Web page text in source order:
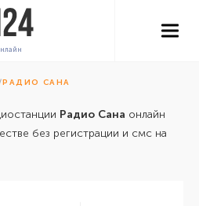
РАДИО САНА
Радио Сана онлайн
без регистрации и смс на